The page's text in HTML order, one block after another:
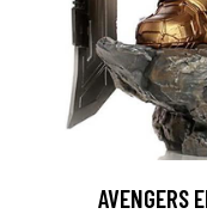
AVENGERS